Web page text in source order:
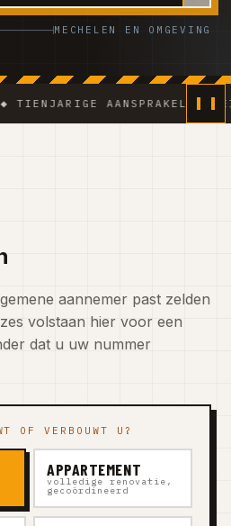
MECHELEN EN OMGEVING
AANSPRAKELIJKHEID ◆
aannemer past zelden
volstaan hier voor een
dat u uw nummer
OF VERBOUWT U?
APPARTEMENT
volledige renovatie,
gecoördineerd